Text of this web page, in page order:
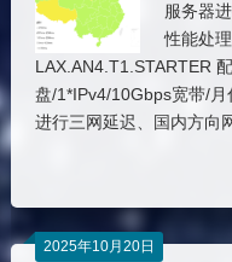
服务器
性能处
LAX.AN4.T1.STARTER
盘/1*IPv4/10Gbps宽带/月
进行三网延迟、国内方向
2025年10月20日